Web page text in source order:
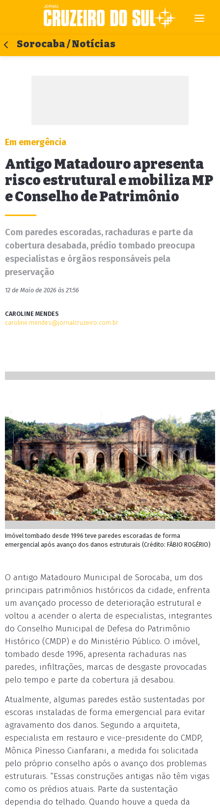
Sorocaba / Notícias
Em emergência
Antigo Matadouro apresenta
risco estrutural e mobiliza MP
e Conselho de Patrimônio
Com paredes escoradas, rachaduras e parte da
cobertura desabada, prédio tombado preocupa
especialistas e órgãos responsáveis pela
preservação
12 de Maio de 2026 às 21:56
CAROLINE MENDES
caroline.mendes@jornalcruzeiro.com.br
Imóvel tombado desde 1996 teve paredes escoradas de forma
emergencial após avanço dos danos estruturais (Crédito: FÁBIO ROGÉRIO)
O antigo Matadouro Municipal de Sorocaba, um dos
principais patrimônios históricos da cidade, enfrenta
um avançado processo de deterioração estrutural e
voltou a acender o alerta de especialistas, integrantes
do Conselho Municipal de Defesa do Patrimônio
Histórico (CMDP) e do Ministério Público. O imóvel,
tombado desde 1996, apresenta rachaduras nas
paredes, infiltrações, marcas de desgaste provocadas
pelo tempo e parte da cobertura já desabou.
Atualmente, algumas paredes estão sustentadas por
escoras instaladas de forma emergencial para evitar
agravamento dos danos. Segundo a arquiteta,
especialista em restauro e vice-presidente do CMDP,
Mônica Pìnesso Cianfarani, a medida foi solicitada
pelo próprio conselho após o avanço dos problemas
estruturais. “Essas construções antigas não têm vigas
como os prédios atuais. Parte da sustentação
dependia do telhado. Quando houve a queda da